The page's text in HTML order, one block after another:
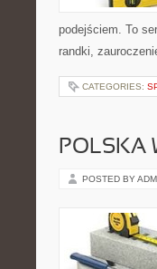
podejściem. To
randki,
CATEGORIES:
POLSKA
POSTED BY